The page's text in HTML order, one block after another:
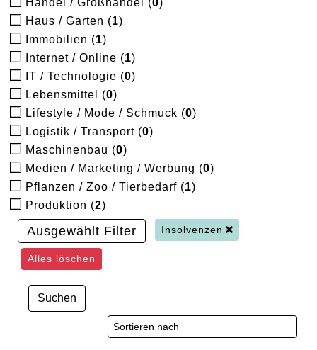
Haus / Garten (1)
Immobilien (1)
Internet / Online (1)
IT / Technologie (0)
Lebensmittel (0)
Lifestyle / Mode / Schmuck (0)
Logistik / Transport (0)
Maschinenbau (0)
Medien / Marketing / Werbung (0)
Pflanzen / Zoo / Tierbedarf (1)
Produktion (2)
Ausgewählt Filter Insolvenzen
Alles löschen
Suchen